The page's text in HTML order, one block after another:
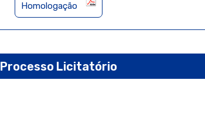
Homologação
Processo Licitatório